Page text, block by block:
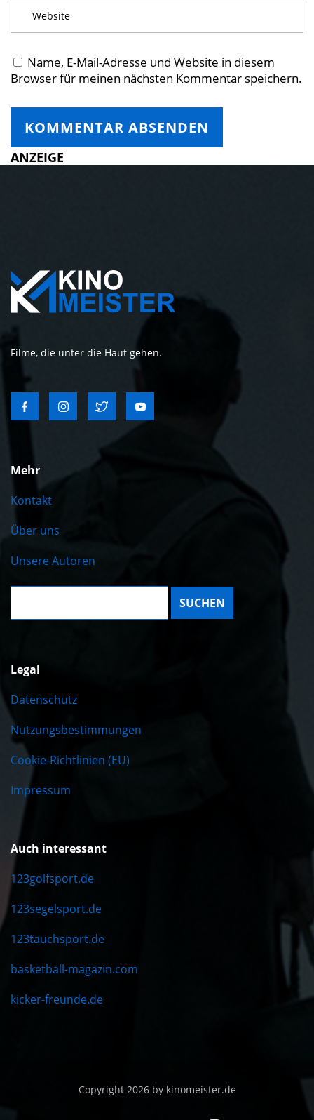
Name, E-Mail-Adresse und Website in diesem
Browser für meinen nächsten Kommentar speichern.
ANZEIGE
Filme, die unter die Haut gehen.
Mehr
Kontakt
Über uns
Unsere Autoren
Suche:
Legal
Datenschutz
Nutzungsbestimmungen
Cookie-Richtlinien (EU)
Impressum
Auch interessant
123golfsport.de
123segelsport.de
123tauchsport.de
basketball-magazin.com
kicker-freunde.de
Copyright 2026 by kinomeister.de